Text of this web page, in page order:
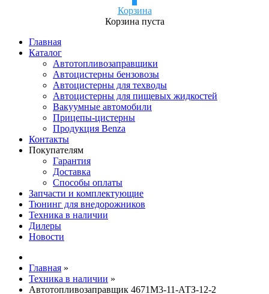
Корзина
Корзина пуста
Главная
Каталог
Автотопливозаправщики
Автоцистерны бензовозы
Автоцистерны для техводы
Автоцистерны для пищевых жидкостей
Вакуумные автомобили
Прицепы-цистерны
Продукция Benza
Контакты
Покупателям
Гарантия
Доставка
Способы оплаты
Запчасти и комплектующие
Тюнинг для внедорожников
Техника в наличии
Дилеры
Новости
Главная »
Техника в наличии »
Автотопливозаправщик 4671М3-11-АТЗ-12-2